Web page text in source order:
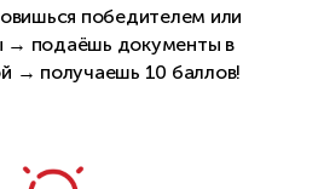
победителем или
→ подаёшь документы в
→ получаешь 10 баллов!